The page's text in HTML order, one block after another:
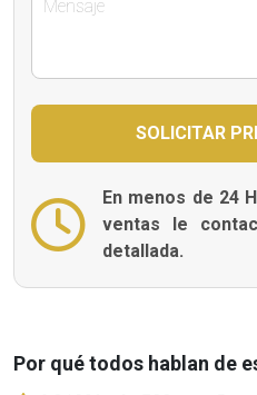
En menos de 24
ventas le
detallada.
Por qué todos hablan de